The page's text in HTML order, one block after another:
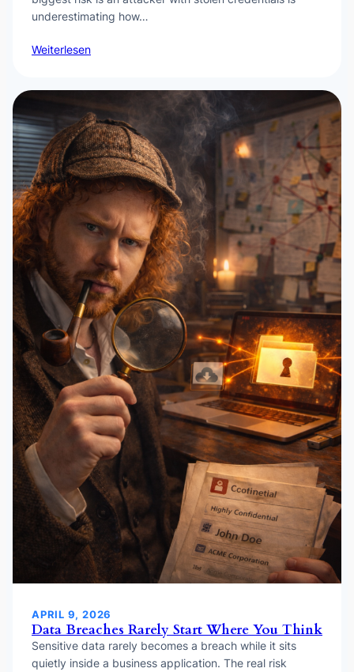
underestimating how…
Weiterlesen
APRIL 9, 2026
Data Breaches Rarely Start Where You Think
Sensitive data rarely becomes a breach while it sits
quietly inside a business application. The real risk